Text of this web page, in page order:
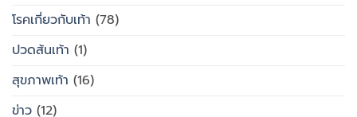
โรคเกี่ยวกับเท้า (78)
ปวดส้นเท้า (1)
สุขภาพเท้า (16)
ข่าว (12)